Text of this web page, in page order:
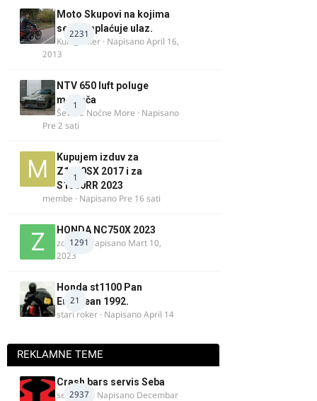
2231
Moto Skupovi na kojima
se ne naplaćuje ulaz.
Kum_Mixer · NapisanoApril 16,
2013
1
NTV 650 luft poluge
menjača
Ševa iz Noćne More · Napisano
Pre 2 sati
1
Kupujem izduv za
Z1000SX 2017 i za
S1000RR 2023
membe · Napisano Pre 16 sati
1291
HONDA NC750X 2023
zdelija· Napisano Mart 10,
2023
21
Honda st1100 Pan
European 1992.
stari roker · NapisanoApril 14
REKLAMNE TEME
2937
Crash bars servis Seba
seba011 · Napisano Decembar